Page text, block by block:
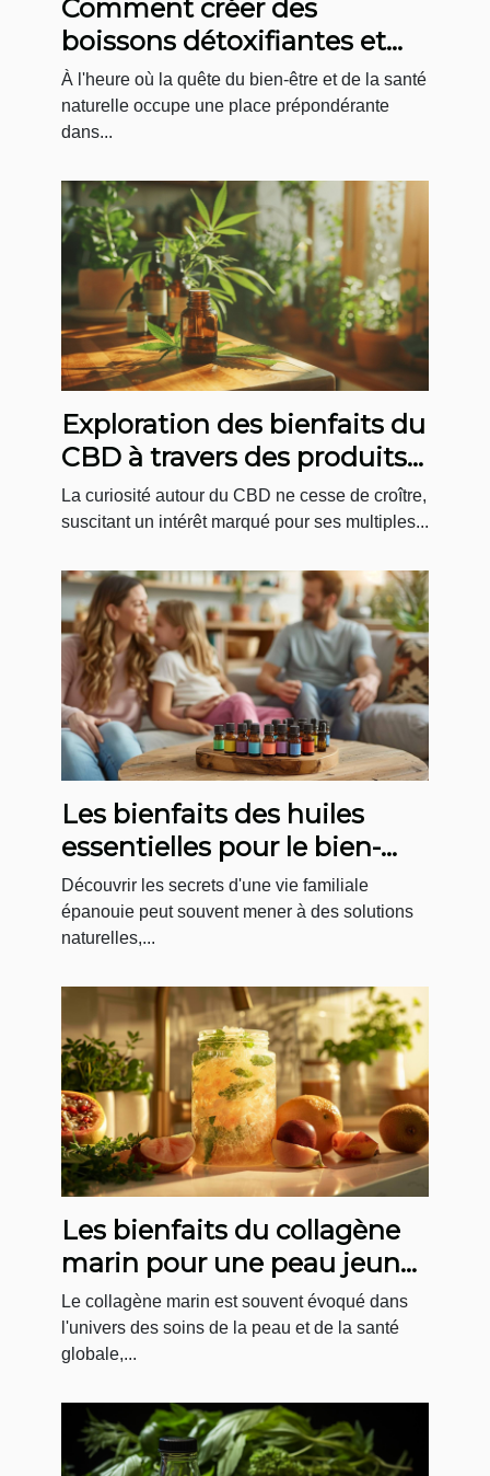
Comment créer des
boissons détoxifiantes et
gourmandes chez soi
À l'heure où la quête du bien-être et de la santé
naturelle occupe une place prépondérante
dans...
Exploration des bienfaits du
CBD à travers des produits
innovants
La curiosité autour du CBD ne cesse de croître,
suscitant un intérêt marqué pour ses multiples...
Les bienfaits des huiles
essentielles pour le bien-
être familial
Découvrir les secrets d'une vie familiale
épanouie peut souvent mener à des solutions
naturelles,...
Les bienfaits du collagène
marin pour une peau jeune
et une santé optimale
Le collagène marin est souvent évoqué dans
l'univers des soins de la peau et de la santé
globale,...